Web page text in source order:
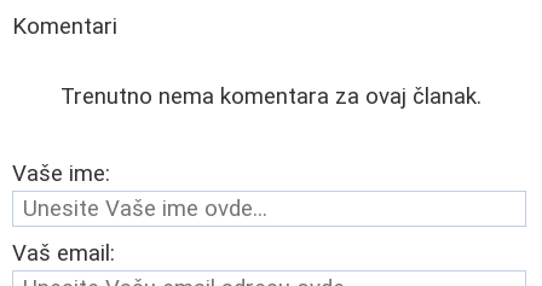
Komentari
Trenutno nema komentara za ovaj članak.
Vaše ime:
Vaš email: